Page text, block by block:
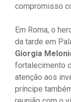
compromisso
Em Roma, o
da tarde em
Giorgia Meloni
fortalecimento
atenção aos
príncipe